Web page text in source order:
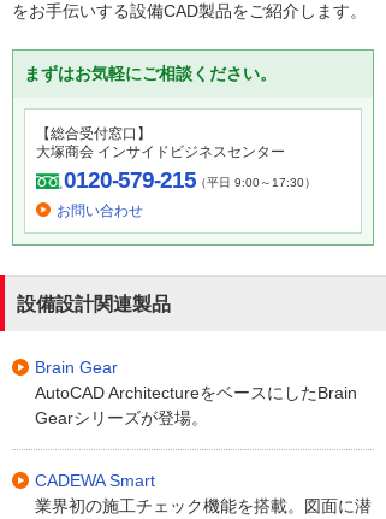
をお手伝いする設備CAD製品をご紹介します。
まずはお気軽にご相談ください。
【総合受付窓口】
大塚商会 インサイドビジネスセンター
0120-579-215（平日 9:00～17:30）
お問い合わせ
設備設計関連製品
Brain Gear
AutoCAD ArchitectureをベースにしたBrain
Gearシリーズが登場。
CADEWA Smart
業界初の施工チェック機能を搭載。図面に潜